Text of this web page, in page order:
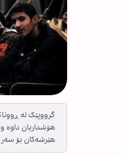
گرووپێک لە
هۆشداریان داوە
هێرشەکان بۆ